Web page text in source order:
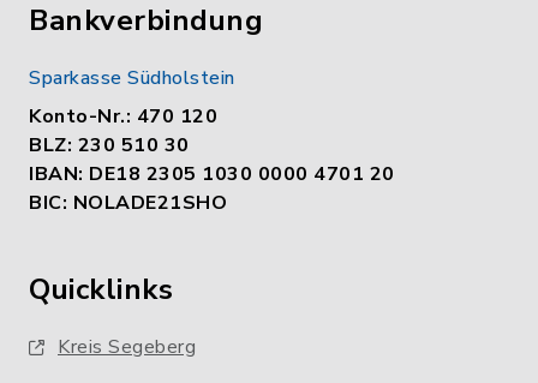
Bankverbindung
Sparkasse Südholstein
Konto-Nr.: 470 120
BLZ: 230 510 30
IBAN: DE18 2305 1030 0000 4701 20
BIC: NOLADE21SHO
Quicklinks
Kreis Segeberg